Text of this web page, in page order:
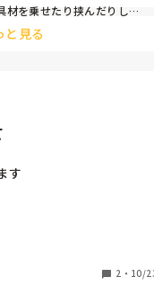
材を乗せたり挟んだりして
分かりませんが😖
と見る
す
伝いでそれにちなんだ
児で出来ること…もし良
くお願いします
2 ・ 10/